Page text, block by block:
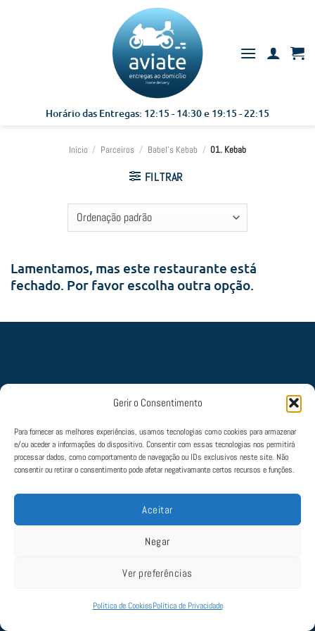
Gerir o Consentimento
Para fornecer as melhores experiências, usamos tecnologias como cookies para armazenar
e/ou aceder a informações do dispositivo. Consentir com essas tecnologias nos permitirá
processar dados, como comportamento de navegação ou IDs exclusivos neste site. Não
consentir ou retirar o consentimento pode afetar negativamante certos recursos e funções.
Aceitar
Negar
Ver preferências
Política de CookiesPolítica de Privacidade
Horário das Entregas: 12:15 - 14:30 e 19:15 - 22:15
Início / Parceiros / Babel's Kebab / 01. Kebab
FILTRAR
Lamentamos, mas este restaurante está
fechado. Por favor escolha outra opção.
Política de Privacidade|Termos e Condições
Livro de
© 2022 Aviate. Todos os direitos estão reservados. Mantido porSLAP